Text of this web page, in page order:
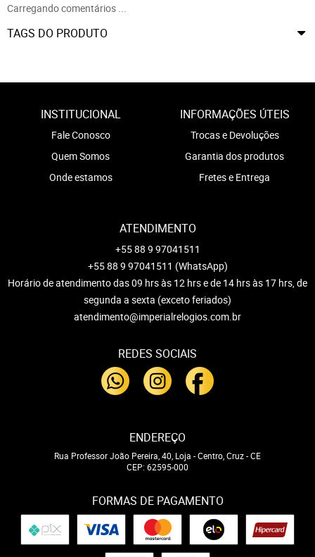
Carregando comentários ...
TAGS DO PRODUTO
INSTITUCIONAL
Fale Conosco
Quem Somos
Onde estamos
INFORMAÇÕES ÚTEIS
Trocas e Devoluções
Garantia dos produtos
Fretes e Entrega
ATENDIMENTO
+55 88 9 97041511
+55 88 9 97041511 (WhatsApp)
Horário de atendimento das 09 hrs às 12 hrs e de 14 hrs às 17 hrs, de
segunda a sexta (exceto feriados)
atendimento@imperialrelogios.com.br
REDES SOCIAIS
ENDEREÇO
Rua Professor João Pereira, 40, Loja -Centro, Cruz-CE
CEP: 62595-000
FORMAS DE PAGAMENTO